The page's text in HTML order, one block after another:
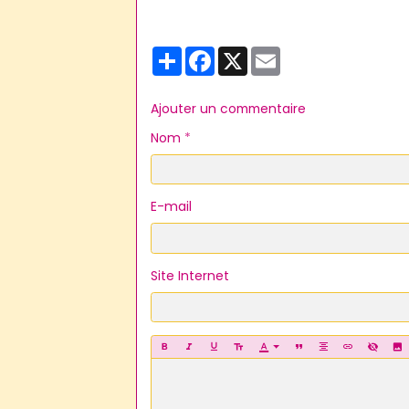
PartagerFacebook
X
Ajouter un commentaire
Nom
E-mail
Site Internet